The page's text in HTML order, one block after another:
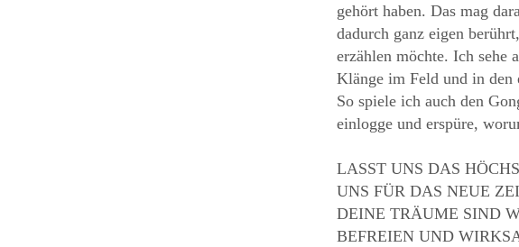
gehört haben. Das mag
dadurch ganz eigen
erzählen möchte. Ich sehe
Klänge im Feld und in den
So spiele ich auch den
einlogge und erspüre,
LASST UNS DAS
UNS FÜR DAS NEUE
DEINE TRÄUME SIND
BEFREIEN UND